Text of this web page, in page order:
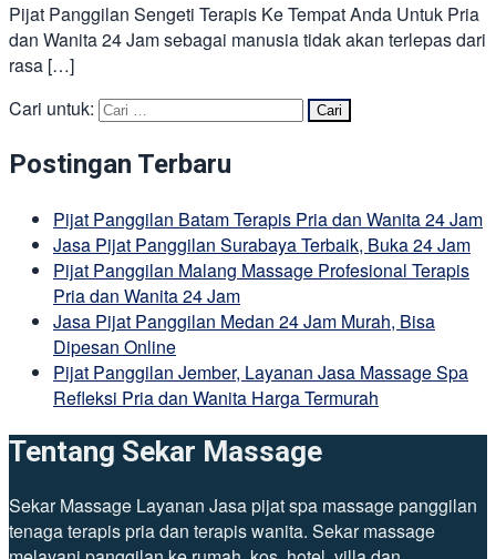
Pijat Panggilan Sengeti Terapis Ke Tempat Anda Untuk Pria
dan Wanita 24 Jam sebagai manusia tidak akan terlepas dari
rasa […]
Cari untuk:
Postingan Terbaru
Pijat Panggilan Batam Terapis Pria dan Wanita 24 Jam
Jasa Pijat Panggilan Surabaya Terbaik, Buka 24 Jam
Pijat Panggilan Malang Massage Profesional Terapis
Pria dan Wanita 24 Jam
Jasa Pijat Panggilan Medan 24 Jam Murah, Bisa
Dipesan Online
Pijat Panggilan Jember, Layanan Jasa Massage Spa
Refleksi Pria dan Wanita Harga Termurah
Tentang Sekar Massage
Sekar Massage Layanan Jasa pijat spa massage panggilan
tenaga terapis pria dan terapis wanita. Sekar massage